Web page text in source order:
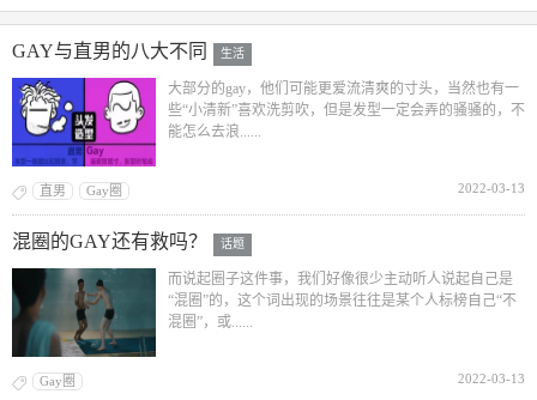
GAY与直男的八大不同 生活
大部分的gay，他们可能更爱流清爽的寸头，当然也有一
些“小清新”喜欢洗剪吹，但是发型一定会弄的骚骚的，不
能怎么去浪......
直男 Gay圈 2022-03-13
混圈的GAY还有救吗？ 话题
而说起圈子这件事，我们好像很少主动听人说起自己是
“混圈”的，这个词出现的场景往往是某个人标榜自己“不
混圈”，或......
Gay圈 2022-03-13